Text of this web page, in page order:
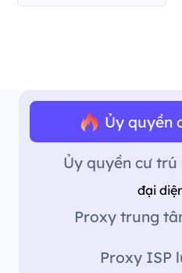
Ủy quyền
Ủy quyền cư
đại
Proxy trung
Proxy ISP